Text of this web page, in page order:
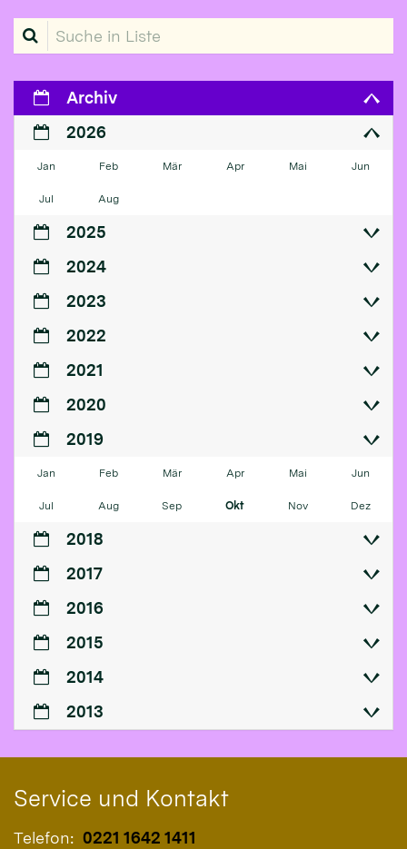
Suche in Liste
Archiv
2026
Jan Feb Mär Apr Mai Jun
Jul Aug
2025
2024
2023
2022
2021
2020
2019
Jan Feb Mär Apr Mai Jun
Jul Aug Sep Okt Nov Dez
2018
2017
2016
2015
2014
2013
Service und Kontakt
Telefon: 0221 1642 1411